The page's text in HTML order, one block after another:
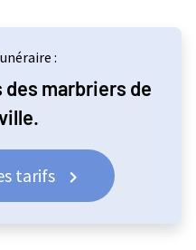
:
des marbriers de
tarifs